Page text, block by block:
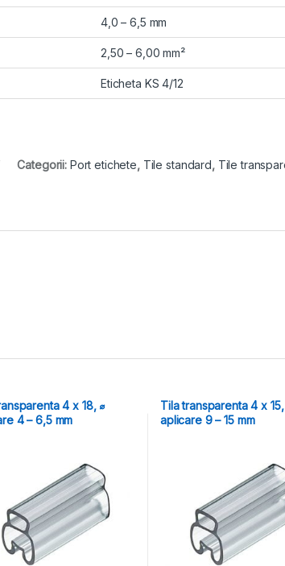
4,0 – 6,5 mm
2,50 – 6,00 mm²
Eticheta KS 4/12
Categorii: Port etichete, Tile standard, Tile
4 x 18, ⌀
4 – 6,5 mm
Tila transparenta 4 x
aplicare 9 – 15 mm